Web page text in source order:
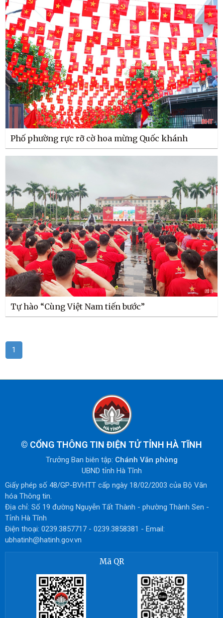
Phố phường rực rỡ cờ hoa mừng Quốc khánh
Tự hào “Cùng Việt Nam tiến bước”
1
© CỔNG THÔNG TIN ĐIỆN TỬ TỈNH HÀ TĨNH
Trưởng Ban biên tập: Chánh Văn phòng
UBND tỉnh Hà Tĩnh
Giấy phép số 48/GP-BVHTT cấp ngày 18/02/2003 của Bộ Văn
hóa Thông tin.
Địa chỉ: Số 19 đường Nguyễn Tất Thành - phường Thành Sen -
Tỉnh Hà Tĩnh
Điện thoại: 0239.3857717 - 0239.3858381 - Email:
ubhatinh@hatinh.gov.vn
Mã QR